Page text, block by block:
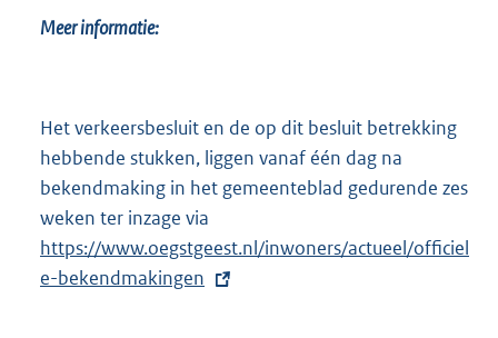
Meer informatie:
Het verkeersbesluit en de op dit besluit betrekking
hebbende stukken, liggen vanaf één dag na
bekendmaking in het gemeenteblad gedurende zes
weken ter inzage via
x
https://www.oegstgeest.nl/inwoners/actueel/officiel
e-bekendmakingen